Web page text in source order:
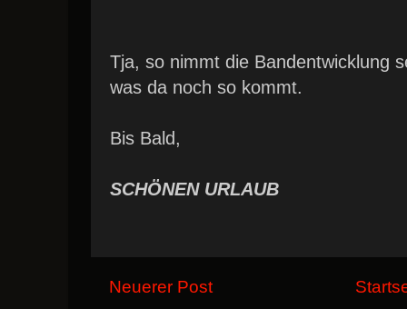
Tja, so nimmt die Bandentwicklung
was da noch so kommt.
Bis Bald,
SCHÖNEN URLAUB
Neuerer Post